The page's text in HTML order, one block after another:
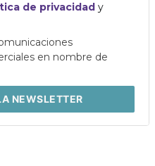
de privacidad y
en nombre de
NEWSLETTER